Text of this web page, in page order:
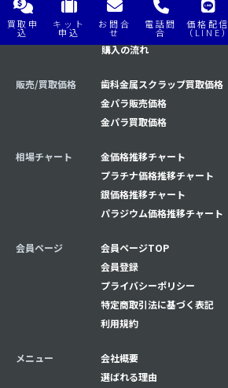
買取申
込
キット
申込
お問合
せ
電話問
合
価格配信
（LINE）
購入/買取の流れ
買取の流れ
購入の流れ
販売/買取価格
歯科金属スクラップ買取価格
金パラ販売価格
金パラ買取価格
相場チャート
金価格推移チャート
プラチナ価格推移チャート
銀価格推移チャート
パラジウム価格推移チャート
会員ページ
会員ページTOP
会員登録
プライバシーポリシー
特定商取引法に基づく表記
利用規約
メニュー
会社概要
選ばれる理由